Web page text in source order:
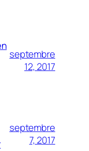
septembre
12, 2017
septembre
7, 2017